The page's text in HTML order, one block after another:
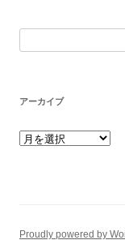
アーカイブ
アーカイブ
Proudly powered by